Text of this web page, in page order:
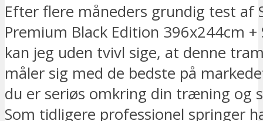
Efter flere måneders grundig test af
Premium Black Edition 396x244cm
kan jeg uden tvivl sige, at denne
måler sig med de bedste på
du er seriøs omkring din træning og
Som tidligere professionel springer